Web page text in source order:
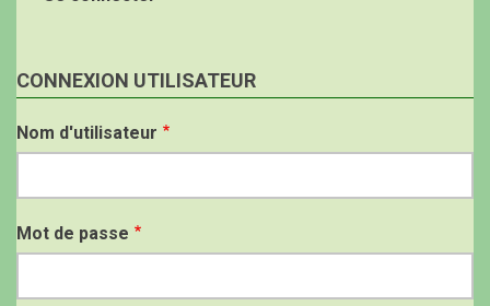
CONNEXION UTILISATEUR
Nom d'utilisateur
Mot de passe